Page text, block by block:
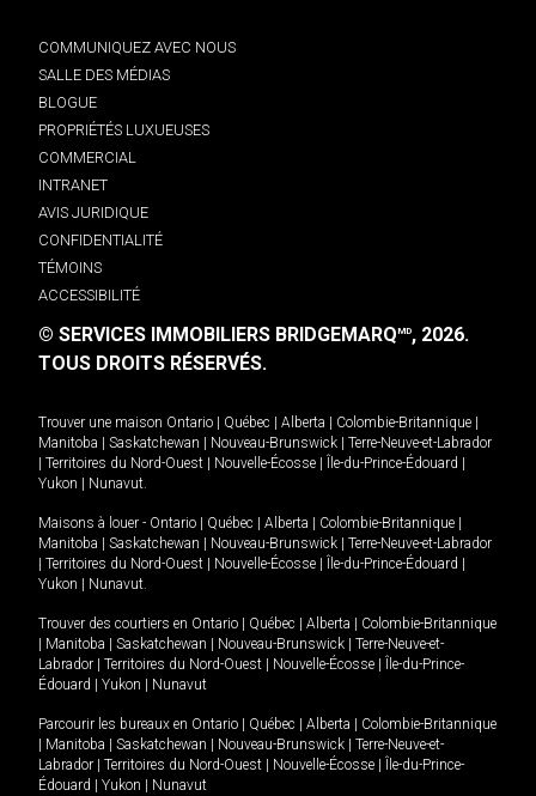
COMMUNIQUEZ AVEC NOUS
SALLE DES MÉDIAS
BLOGUE
PROPRIÉTÉS LUXUEUSES
COMMERCIAL
INTRANET
AVIS JURIDIQUE
CONFIDENTIALITÉ
TÉMOINS
ACCESSIBILITÉ
© SERVICES IMMOBILIERS BRIDGEMARQMD, 2026.
TOUS DROITS RÉSERVÉS.
Trouver une maison Ontario Québec Alberta Colombie-Britannique
Manitoba
Saskatchewan Nouveau-Brunswick
Terre-Neuve-et-Labrador
Territoires du Nord-Ouest Nouvelle-Écosse Île-du-Prince-Édouard
Yukon
Nunavut.
Maisons à louer - Ontario Québec Alberta Colombie-Britannique
Manitoba
Saskatchewan Nouveau-Brunswick
Terre-Neuve-et-Labrador
Territoires du Nord-Ouest Nouvelle-Écosse Île-du-Prince-Édouard
Yukon
Nunavut.
Trouver des courtiers en Ontario Québec Alberta
Colombie-Britannique
Manitoba Saskatchewan Nouveau-Brunswick
Terre-Neuve-et-
Labrador
Territoires du Nord-Ouest Nouvelle-Écosse
Île-du-Prince-
Édouard
Yukon Nunavut
Parcourir les bureaux en Ontario Québec Alberta
Colombie-Britannique
Manitoba Saskatchewan Nouveau-Brunswick
Terre-Neuve-et-
Labrador
Territoires du Nord-Ouest Nouvelle-Écosse
Île-du-Prince-
Édouard
Yukon Nunavut